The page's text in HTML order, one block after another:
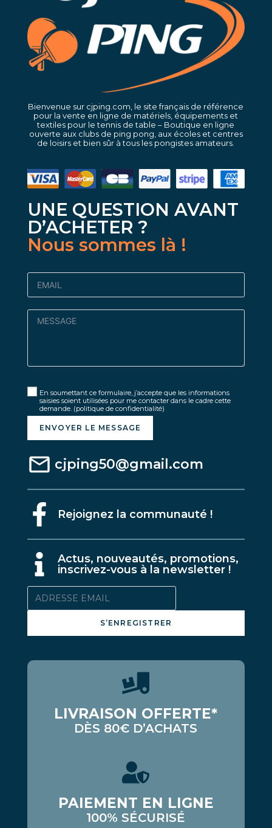
Bienvenue sur cjping.com, le site français de référence
pour la vente en ligne de matériels, équipements et
textiles pour le tennis de table – Boutique en ligne
ouverte aux clubs de ping pong, aux écoles et centres
de loisirs et bien sûr à tous les pongistes amateurs.
UNE QUESTION AVANT
D’ACHETER ?
Nous sommes là !
En soumettant ce formulaire, j’accepte que les informations
saisies soient utilisées pour me contacter dans le cadre cette
demande. (politique de confidentialité)
ENVOYER LE MESSAGE
cjping50@gmail.com
Rejoignez la communauté !
Actus, nouveautés, promotions,
inscrivez-vous à la newsletter !
S’ENREGISTRER
LIVRAISON OFFERTE*
DÈS 80€ D’ACHATS
PAIEMENT EN LIGNE
100% SÉCURISÉ